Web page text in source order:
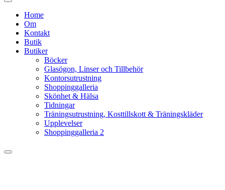
Home
Om
Kontakt
Butik
Butiker
Böcker
Glasögon, Linser och Tillbehör
Kontorsutrustning
Shoppinggalleria
Skönhet & Hälsa
Tidningar
Träningsutrustning, Kosttillskott & Träningskläder
Upplevelser
Shoppinggalleria 2